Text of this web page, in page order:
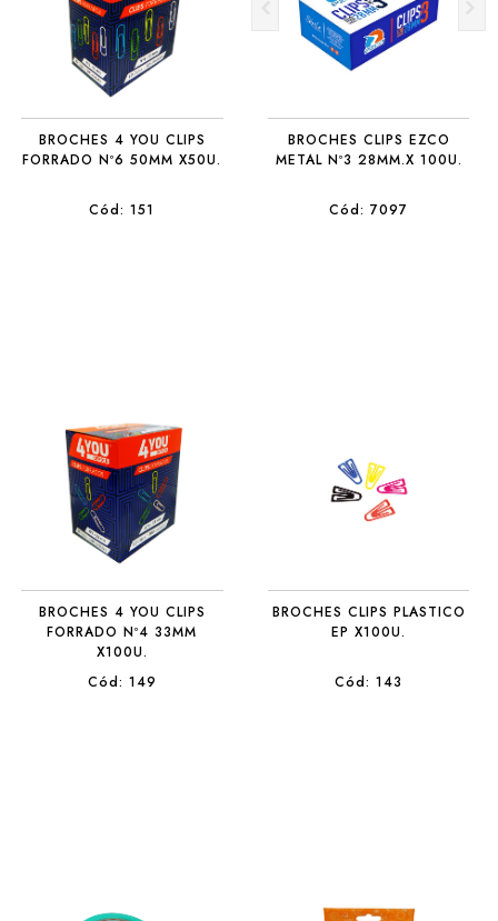
BROCHES 4 YOU CLIPS
FORRADO Nº6 50MM X50U.
Cód: 151
BROCHES CLIPS EZCO
METAL Nº3 28MM.X 100U.
Cód: 7097
BROCHES 4 YOU CLIPS
FORRADO Nº4 33MM
X100U.
Cód: 149
BROCHES CLIPS PLASTICO
EP X100U.
Cód: 143